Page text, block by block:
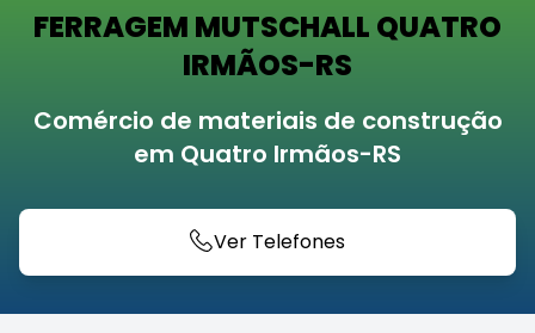
FERRAGEM MUTSCHALL QUATRO
IRMÃOS-RS
Comércio de materiais de construção
em Quatro Irmãos-RS
Ver Telefones